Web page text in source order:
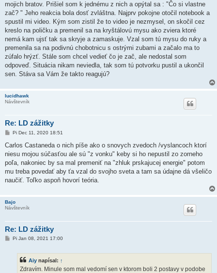
p
e
o
k
mojich bratov. Prišiel som k jednému z nich a opýtal sa : "Čo si vlastne
zač? " Jeho reakcia bola dosť zvláštna. Najprv pokojne otočil notebook a
spustil mi video. Kým som zistil že to video je nezmysel, on skočil cez
kreslo na poličku a premenil sa na kryštálovú mysu ako zviera ktoré
nemá kam ujsť tak sa skryje a zamaskuje. Vzal som tú mysu do ruky a
premenila sa na podivnú chobotnicu s ostrými zubami a začalo ma to
zúfalo hrýzť. Stále som chcel vedieť čo je zač, ale nedostal som
odpoveď. Situácia nikam neviedla, tak som tú potvorku pustil a ukončil
sen. Stáva sa Vám že takto reagujú?
lucidhawk
Návštevník
Re: LD zážitky
P
í
p
e
o
k
Pi Dec 11, 2020 18:51
Carlos Castaneda o nich píše ako o snovych zvedoch /vyslancoch ktorí
niesu mojou súčasťou ale sú "z vonku" keby si ho nepustil zo zorneho
poľa, nakoniec by sa mal premeniť na "zhluk prskajucej energie" potom
mu treba povedať aby ťa vzal do svojho sveta a tam sa údajne dá všeličo
naučiť. Toľko aspoň hovorí teória.
Bajo
Návštevník
Re: LD zážitky
PPi Jan 08, 2021 17:00
Aiy napísal: ↑
Zdravím. Minule som mal vedomí sen v ktorom boli 2 postavy v podobe